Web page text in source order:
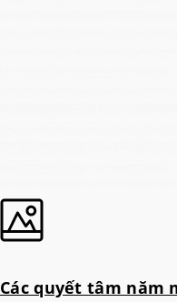
Các quyết tâm năm